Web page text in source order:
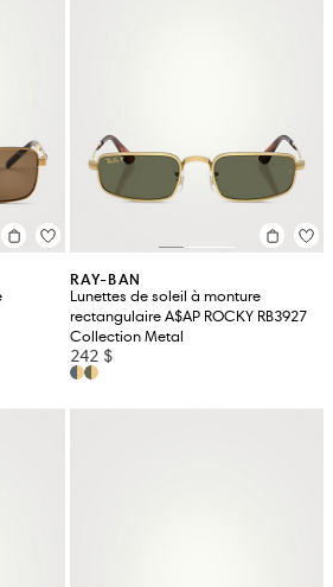
RAY-BAN
Lunettes de soleil à monture
rectangulaire A$AP ROCKY RB3927
Collection Metal
242 $